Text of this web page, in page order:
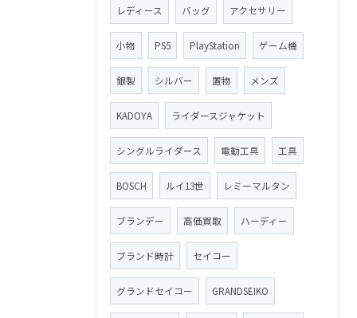
レディース バッグ アクセサリー
小物 PS5 PlayStation ゲーム機
銀製 シルバー 置物 メンズ
KADOYA ライダースジャケット
シングルライダース 電動工具 工具
BOSCH ルイ13世 レミーマルタン
ブランデー 高価買取 ハーディー
ブランド時計 セイコー
グランドセイコー GRANDSEIKO